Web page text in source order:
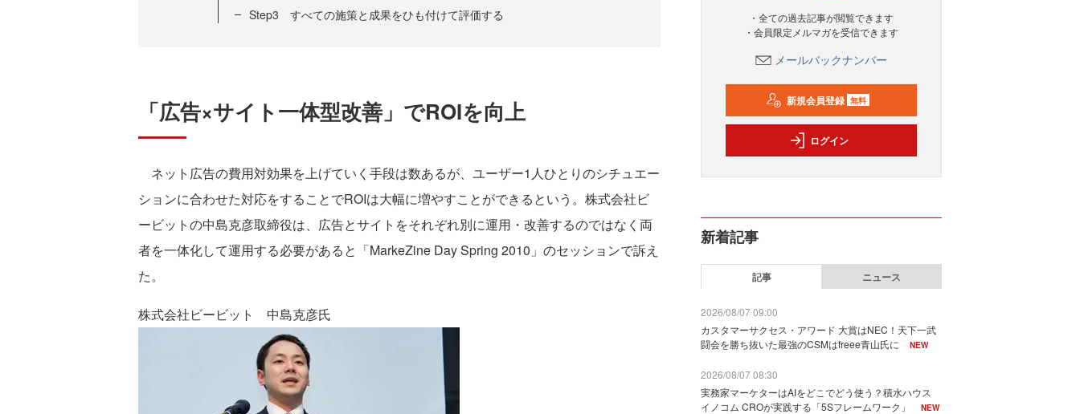
Step3 すべての施策と成果をひも付けて評価する
「広告×サイト一体型改善」でROIを向上
ネット広告の費用対効果を上げていく手段は数あるが、ユーザー1人ひとりのシチュエー
ションに合わせた対応をすることでROIは大幅に増やすことができるという。株式会社ビ
ービットの中島克彦取締役は、広告とサイトをそれぞれ別に運用・改善するのではなく両
者を一体化して運用する必要があると「MarkeZine Day Spring 2010」のセッションで訴え
た。
株式会社ビービット 中島克彦氏
・全ての過去記事が閲覧できます
・会員限定メルマガを受信できます
メールバックナンバー
新規会員登録 無料
ログイン
新着記事
記事 ニュース
2026/08/07 09:00
カスタマーサクセス・アワード 大賞はNEC！天下一武
闘会を勝ち抜いた最強のCSMはfreee青山氏に
NEW
2026/08/07 08:30
実務家マーケターはAIをどこでどう使う？積水ハウス
イノコム CROが実践する「5Sフレームワーク」
NEW